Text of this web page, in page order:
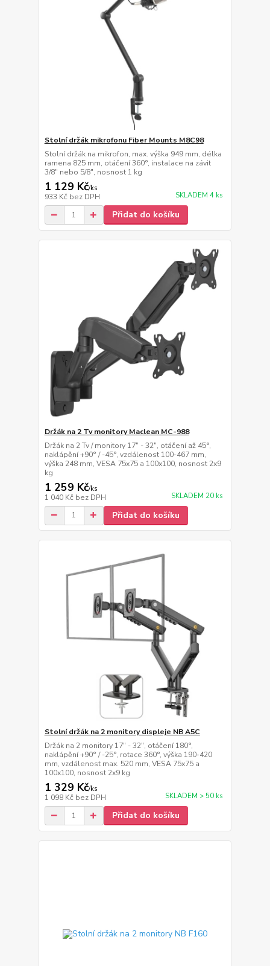
Stolní držák mikrofonu Fiber Mounts M8C98
Stolní držák na mikrofon, max. výška 949 mm, délka
ramena 825 mm, otáčení 360°, instalace na závit
3/8" nebo 5/8", nosnost 1 kg
1 129 Kč/ks
933 Kč bez DPH SKLADEM 4 ks
Přidat do košíku
Držák na 2 Tv monitory Maclean MC-988
Držák na 2 Tv / monitory 17" - 32", otáčení až 45°,
naklápění +90° / -45°, vzdálenost 100-467 mm,
výška 248 mm, VESA 75x75 a 100x100, nosnost 2x9
kg
1 259 Kč/ks
1 040 Kč bez DPH SKLADEM 20 ks
Přidat do košíku
Stolní držák na 2 monitory displeje NB A5C
Držák na 2 monitory 17" - 32", otáčení 180°,
naklápění +90° / -25°, rotace 360°, výška 190-420
mm, vzdálenost max. 520 mm, VESA 75x75 a
100x100, nosnost 2x9 kg
1 329 Kč/ks
1 098 Kč bez DPH SKLADEM > 50 ks
Přidat do košíku